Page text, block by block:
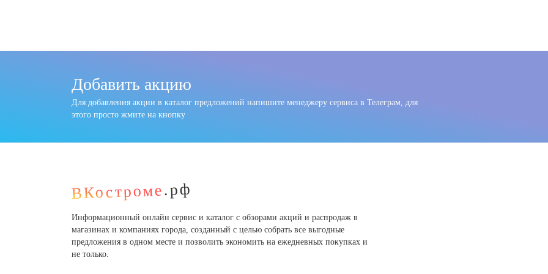
Добавить акцию
Для добавления акции в каталог предложений напишите менеджеру сервиса в Телеграм, для
этого просто жмите на кнопку
ВКостроме.рф
Информационный онлайн сервис и каталог с обзорами акций и распродаж в
магазинах и компаниях города, созданный с целью собрать все выгодные
предложения в одном месте и позволить экономить на ежедневных покупках и
не только.